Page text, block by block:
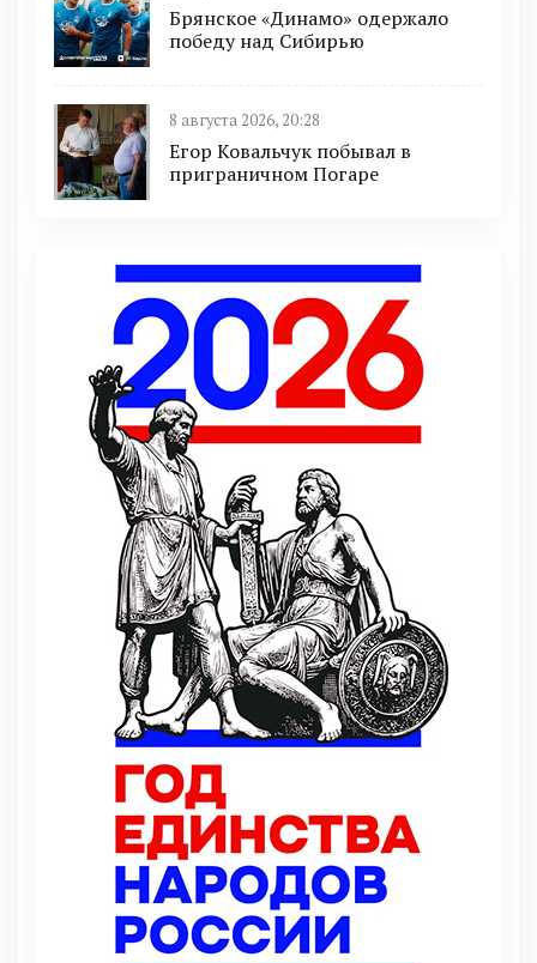
Брянское «Динамо» одержало
победу над Сибирью
8 августа 2026, 20:28
Егор Ковальчук побывал в
приграничном Погаре